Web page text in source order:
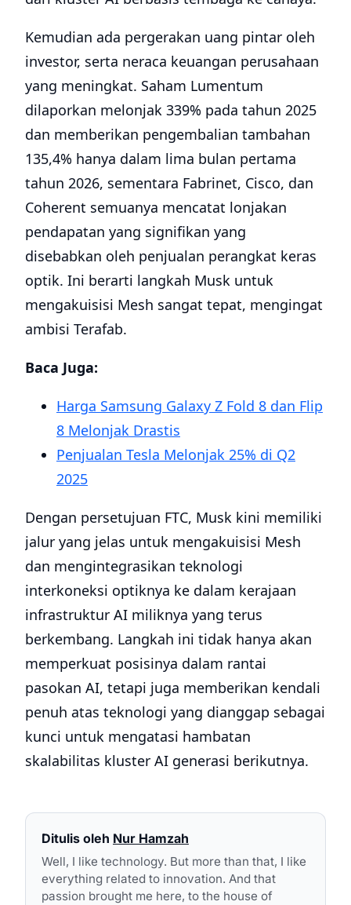
Kemudian ada pergerakan uang pintar oleh
investor, serta neraca keuangan perusahaan
yang meningkat. Saham Lumentum
dilaporkan melonjak 339% pada tahun 2025
dan memberikan pengembalian tambahan
135,4% hanya dalam lima bulan pertama
tahun 2026, sementara Fabrinet, Cisco, dan
Coherent semuanya mencatat lonjakan
pendapatan yang signifikan yang
disebabkan oleh penjualan perangkat keras
optik. Ini berarti langkah Musk untuk
mengakuisisi Mesh sangat tepat, mengingat
ambisi Terafab.
Baca Juga:
Harga Samsung Galaxy Z Fold 8 dan Flip
8 Melonjak Drastis
Penjualan Tesla Melonjak 25% di Q2
2025
Dengan persetujuan FTC, Musk kini memiliki
jalur yang jelas untuk mengakuisisi Mesh
dan mengintegrasikan teknologi
interkoneksi optiknya ke dalam kerajaan
infrastruktur AI miliknya yang terus
berkembang. Langkah ini tidak hanya akan
memperkuat posisinya dalam rantai
pasokan AI, tetapi juga memberikan kendali
penuh atas teknologi yang dianggap sebagai
kunci untuk mengatasi hambatan
skalabilitas kluster AI generasi berikutnya.
Ditulis oleh Nur Hamzah
Well, I like technology. But more than that, I like
everything related to innovation. And that
passion brought me here, to the house of